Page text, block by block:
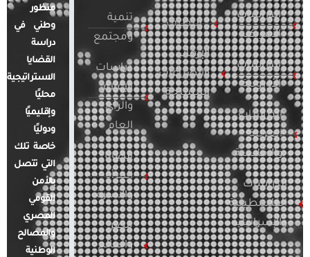
الدراسات
الأمريكية
الدراسات
الأوروبية
الدراسات
العربية
والإقليمية
الدراسات
الفلسطينية
والإسرائيلية
التطرف
الإرهاب
والصراعات
المسلحة
تنمية
ومجتمع
دراسات
الإعلام
والرأي
العام
قضايا
المرأة
والأسرة
مصر
والعالم
منظور
وطني في
دراسة
القضايا
الاستراتيجية
محليًا
وإقليميًا
ودوليًا
خاصة تلك
التي تتصل
بالأمن
القومي
المصري
والمصالح
الوطنية